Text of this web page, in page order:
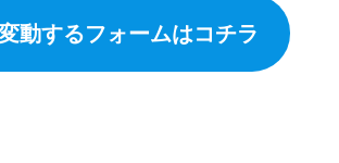
動するフォームはコチラ